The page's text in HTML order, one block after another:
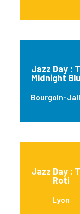
Jazz Day :
Midnight
Bourgoin-
Jazz Day :
Roti
Lyon